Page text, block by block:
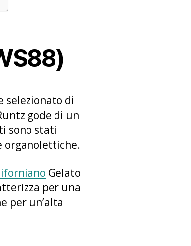
selezionato di
gode di un
sono stati
organolettiche.
Gelato
per una
per un’alta